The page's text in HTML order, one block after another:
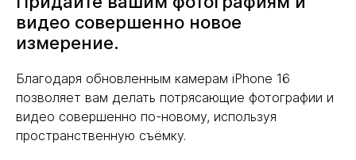
видео совершенно новое
измерение.
Благодаря обновленным камерам iPhone 16
позволяет вам делать потрясающие фотографии и
видео совершенно по-новому, используя
пространственную съёмку.